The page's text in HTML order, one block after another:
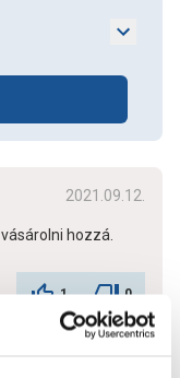
2021.09.12.
hozzá.
1 0